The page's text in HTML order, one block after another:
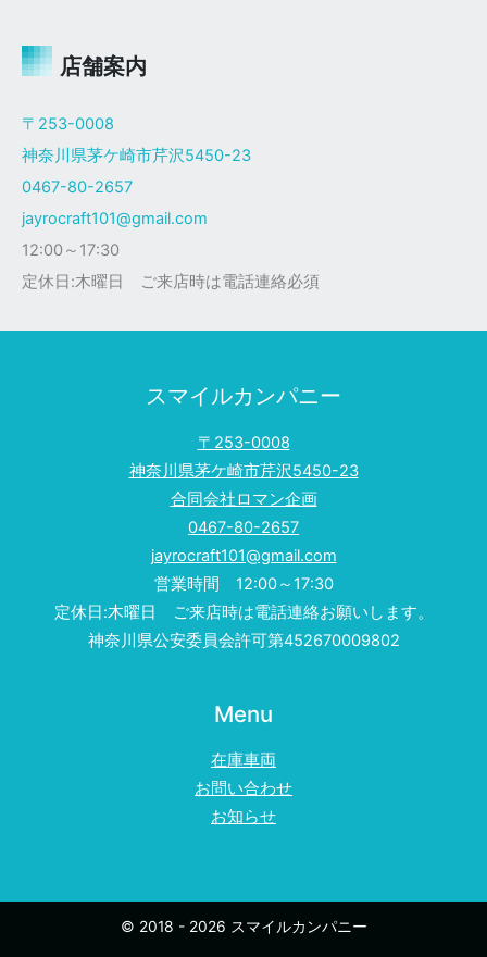
Ｘ
ク
様
店舗案内
〒253-0008
神奈川県茅ケ崎市芹沢5450-23
0467-80-2657
jayrocraft101@gmail.com
12:00～17:30
定休日:木曜日 ご来店時は電話連絡必須
スマイルカンパニー
〒253-0008
神奈川県茅ケ崎市芹沢5450-23
合同会社ロマン企画
0467-80-2657
jayrocraft101@gmail.com
営業時間 12:00～17:30
定休日:木曜日 ご来店時は電話連絡お願いします。
神奈川県公安委員会許可第452670009802
Menu
在庫車両
お問い合わせ
お知らせ
© 2018 - 2026 スマイルカンパニー